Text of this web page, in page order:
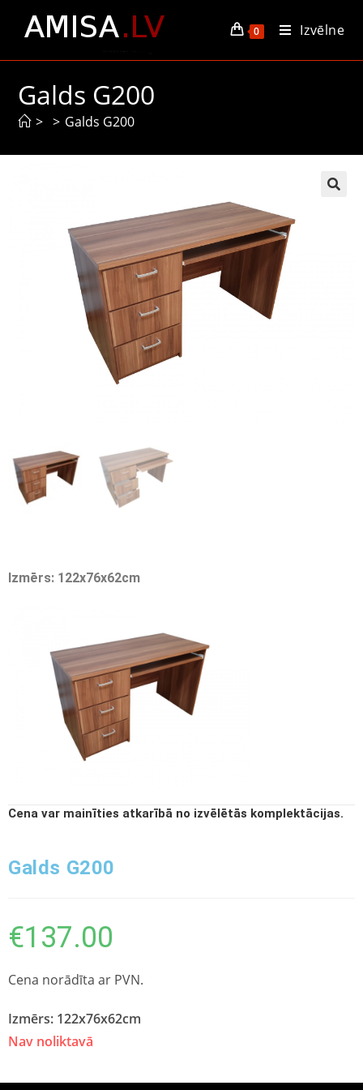
0 Izvēlne
Galds G200
> > Galds G200
Izmērs: 122x76x62cm
Cena var mainīties atkarībā no izvēlētās komplektācijas.
Galds G200
€137.00
Cena norādīta ar PVN.
Izmērs: 122x76x62cm
Nav noliktavā